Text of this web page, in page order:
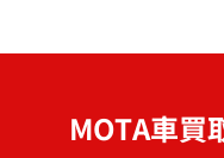
MOTA車買